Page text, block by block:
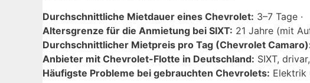
Durchschnittliche Mietdauer eines Chevrolet: 3–7 Tage ·
Altersgrenze für die Anmietung bei SIXT: 21 Jahre (mit
Durchschnittlicher Mietpreis pro Tag (Chevrolet
Anbieter mit Chevrolet-Flotte in Deutschland: SIXT,
Häufigste Probleme bei gebrauchten Chevrolets: Elektrik